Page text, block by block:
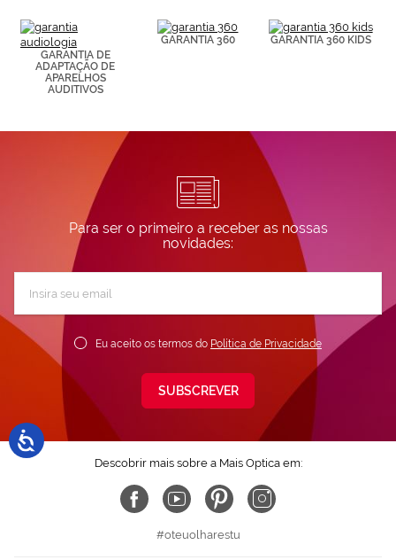
GARANTIA DE
ADAPTAÇÃO DE
APARELHOS
AUDITIVOS
GARANTIA 360 GARANTIA 360 KIDS
Para ser o primeiro a receber as nossas
novidades:
Newsletter:
Eu aceito os termos do Política de Privacidade
SUBSCREVER
Descobrir mais sobre a Mais Optica em:
#oteuolharestu